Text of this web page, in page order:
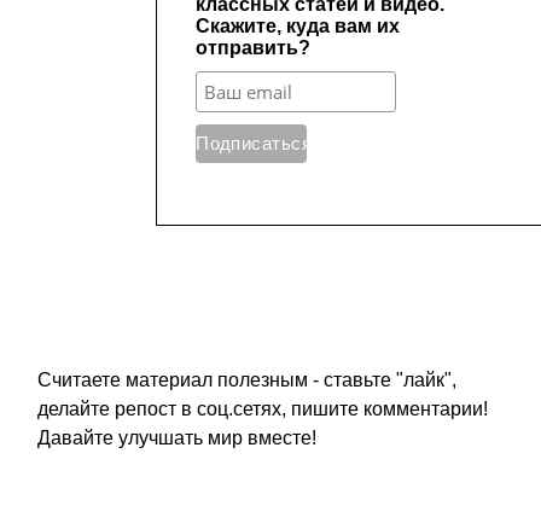
Считаете материал полезным - ставьте "лайк",
делайте репост в соц.сетях, пишите комментарии!
Давайте улучшать мир вместе!